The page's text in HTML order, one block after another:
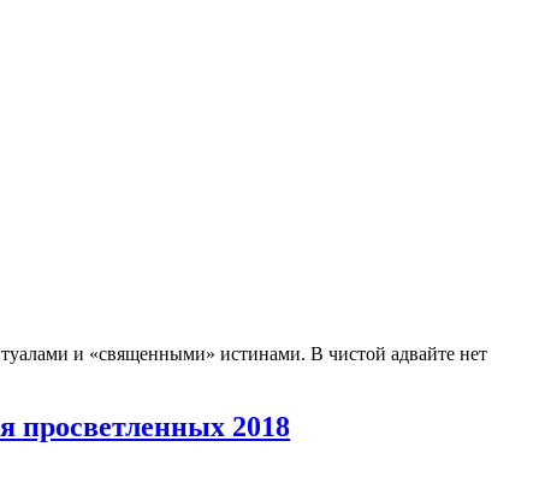
и «священными» истинами. В чистой адвайте нет
просветленных 2018